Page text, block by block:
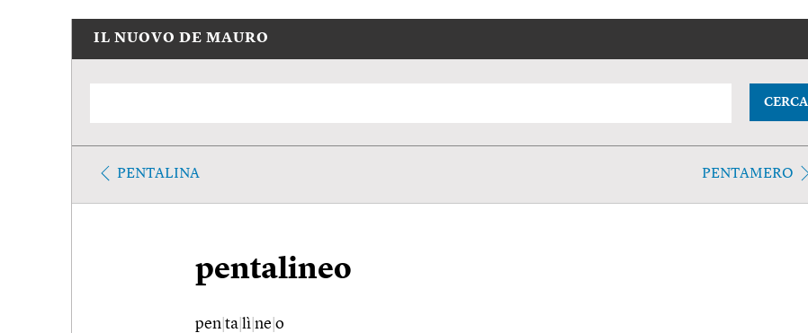
IL NUOVO DE MAURO
CERCA
PENTALINA PENTAMERO
pentalineo
pen ta lì ne o